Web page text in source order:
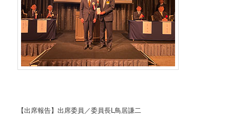
【出席報告】出席委員／委員長L鳥居謙二